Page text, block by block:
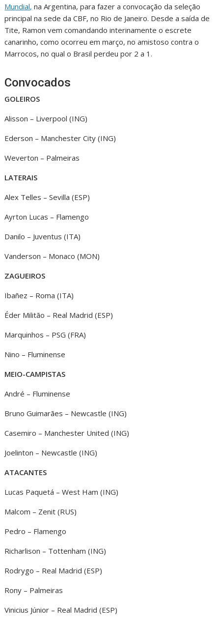
Mundial, na Argentina, para fazer a convocação da seleção
principal na sede da CBF, no Rio de Janeiro. Desde a saída de
Tite, Ramon vem comandando interinamente o escrete
canarinho, como ocorreu em março, no amistoso contra o
Marrocos, no qual o Brasil perdeu por 2 a 1.
Convocados
GOLEIROS
Alisson – Liverpool (ING)
Ederson – Manchester City (ING)
Weverton – Palmeiras
LATERAIS
Alex Telles – Sevilla (ESP)
Ayrton Lucas – Flamengo
Danilo – Juventus (ITA)
Vanderson – Monaco (MON)
ZAGUEIROS
Ibañez – Roma (ITA)
Éder Militão – Real Madrid (ESP)
Marquinhos – PSG (FRA)
Nino – Fluminense
MEIO-CAMPISTAS
André – Fluminense
Bruno Guimarães – Newcastle (ING)
Casemiro – Manchester United (ING)
Joelinton – Newcastle (ING)
ATACANTES
Lucas Paquetá – West Ham (ING)
Malcom – Zenit (RUS)
Pedro – Flamengo
Richarlison – Tottenham (ING)
Rodrygo – Real Madrid (ESP)
Rony – Palmeiras
Vinicius Júnior – Real Madrid (ESP)